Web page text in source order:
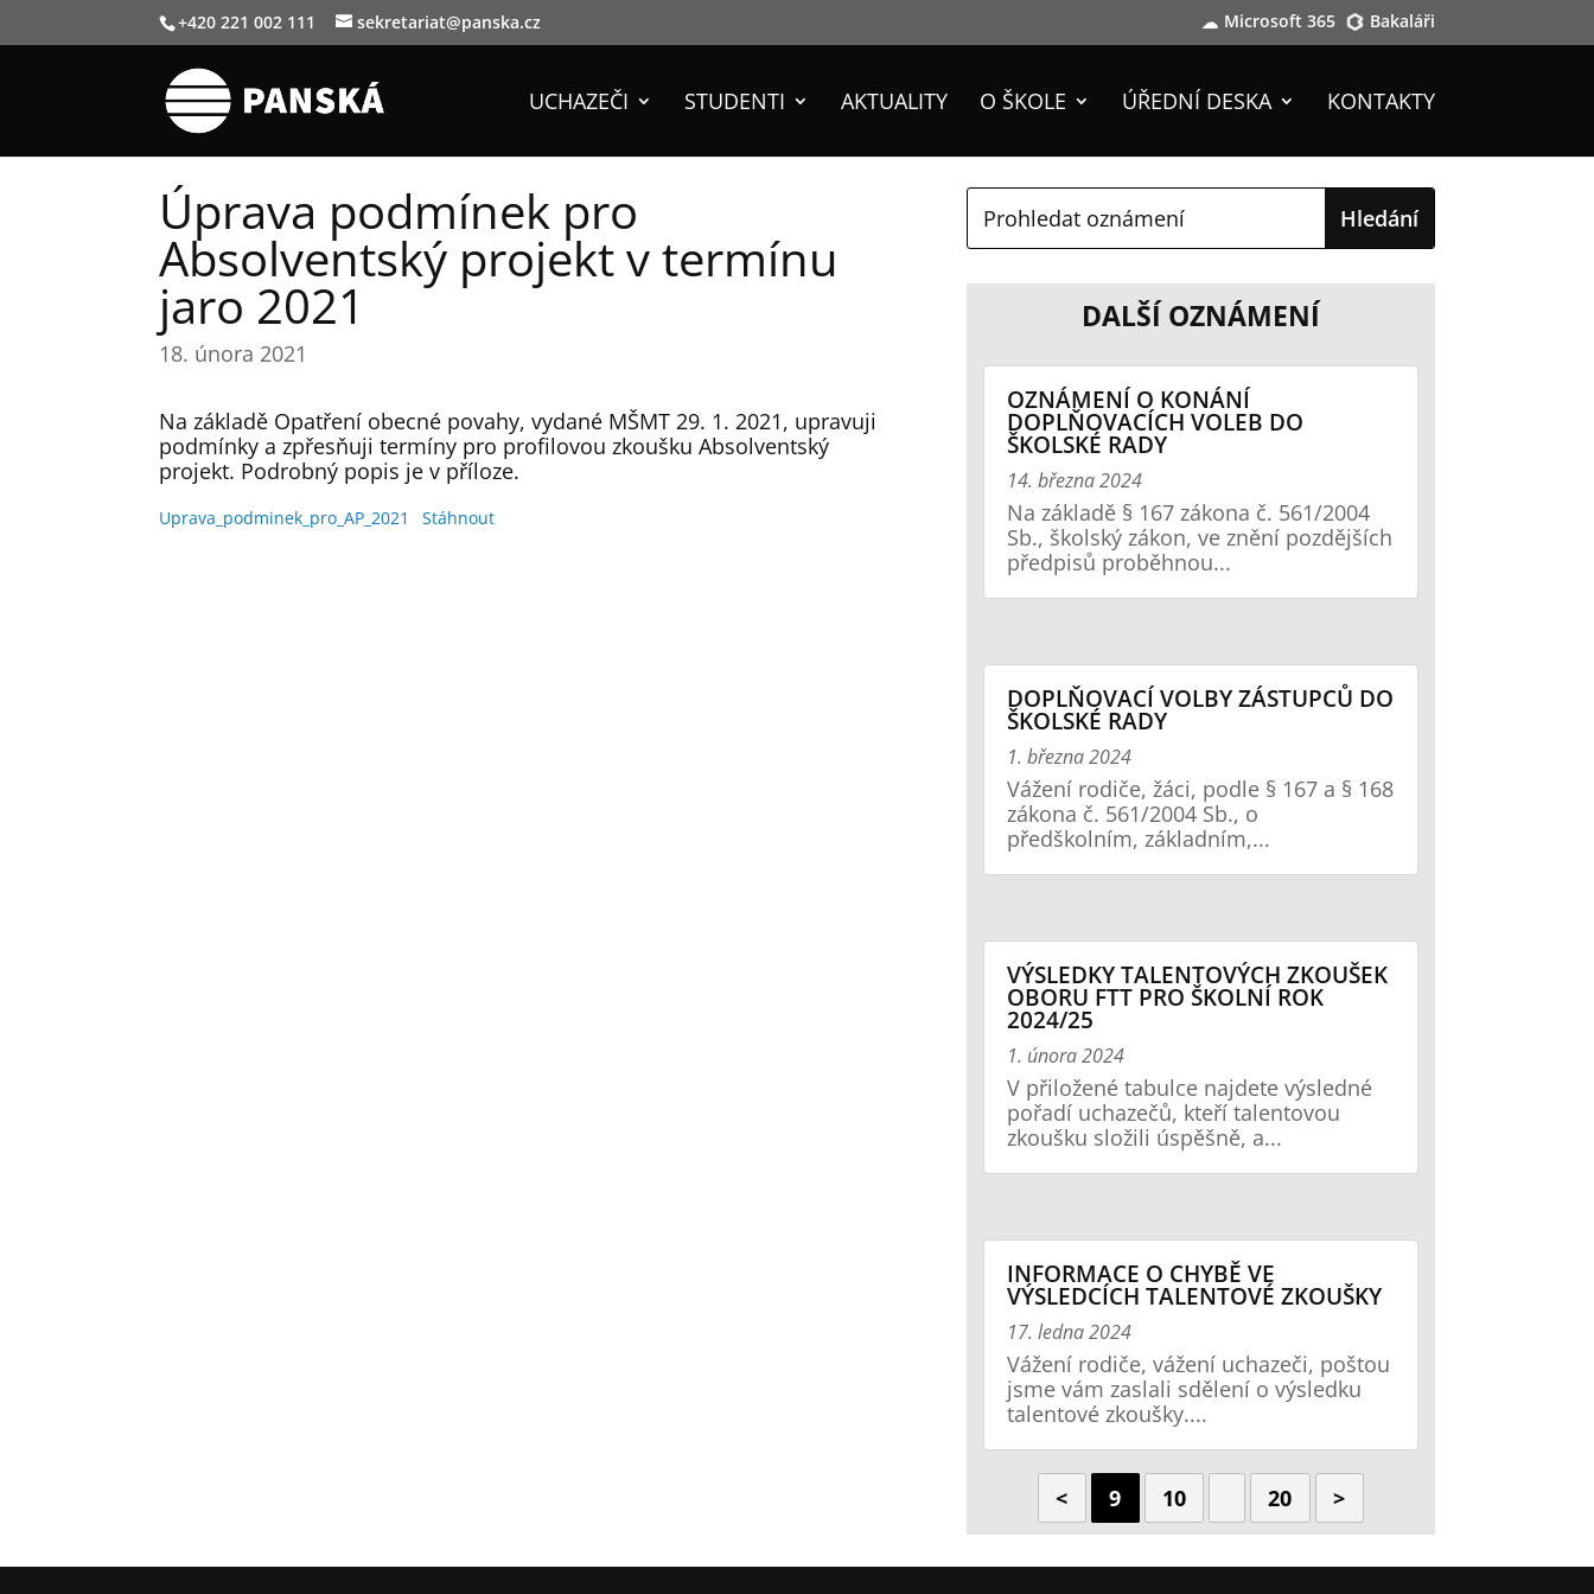
+420 221 002 111 sekretariat@panska.cz Microsoft 365 Bakaláři
UCHAZEČI STUDENTI AKTUALITY O ŠKOLE ÚŘEDNÍ DESKA KONTAKTY
Úprava podmínek pro
Absolventský projekt v termínu
jaro 2021
18. února 2021
Na základě Opatření obecné povahy, vydané MŠMT 29. 1. 2021, upravuji
podmínky a zpřesňuji termíny pro profilovou zkoušku Absolventský
projekt. Podrobný popis je v příloze.
Uprava_podminek_pro_AP_2021 Stáhnout
DALŠÍ OZNÁMENÍ
OZNÁMENÍ O KONÁNÍ
DOPLŇOVACÍCH VOLEB DO
ŠKOLSKÉ RADY
14. března 2024
Na základě § 167 zákona č. 561/2004
Sb., školský zákon, ve znění pozdějších
předpisů proběhnou...
DOPLŇOVACÍ VOLBY ZÁSTUPCŮ DO
ŠKOLSKÉ RADY
1. března 2024
Vážení rodiče, žáci, podle § 167 a § 168
zákona č. 561/2004 Sb., o
předškolním, základním,...
VÝSLEDKY TALENTOVÝCH ZKOUŠEK
OBORU FTT PRO ŠKOLNÍ ROK
2024/25
1. února 2024
V přiložené tabulce najdete výsledné
pořadí uchazečů, kteří talentovou
zkoušku složili úspěšně, a...
INFORMACE O CHYBĚ VE
VÝSLEDCÍCH TALENTOVÉ ZKOUŠKY
17. ledna 2024
Vážení rodiče, vážení uchazeči, poštou
jsme vám zaslali sdělení o výsledku
talentové zkoušky....
< 9 10 20 >